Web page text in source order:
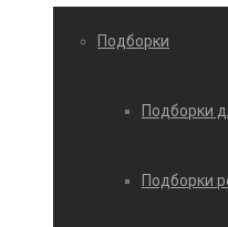
Подборки
Подборки
Подборки